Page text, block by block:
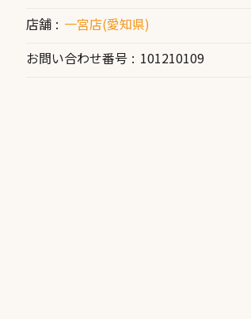
店舗
一宮店(愛知県)
お問い合わせ番号
101210109